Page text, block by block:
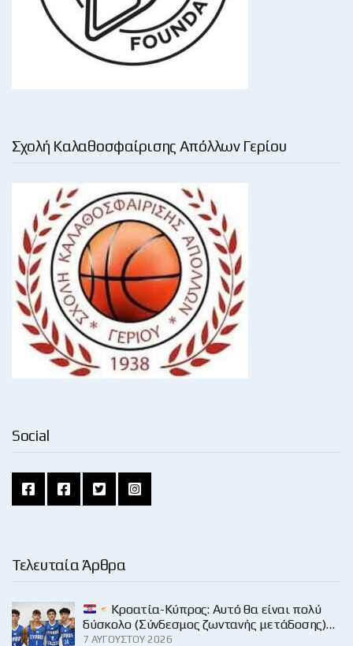
Σχολή Καλαθοσφαίρισης Απόλλων Γερίου
Social
Τελευταία Άρθρα
Κροατία-Κύπρος: Αυτό θα είναι πολύ
δύσκολο (Σύνδεσμος ζωντανής μετάδοσης)…
7 ΑΥΓΟΎΣΤΟΥ 2026